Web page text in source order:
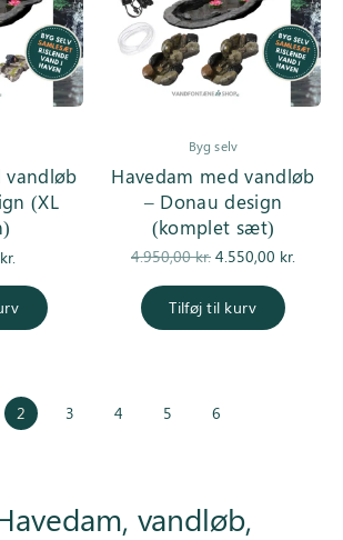
vandløb
(XL
kr.
Byg selv
Havedam med vandløb
– Donau design
(komplet sæt)
4.950,00kr.
Den
pris var:
4.950,00 kr..
4.550,00 kr.
Tilføj til kurv
2 3 4 5 6
vandløb,